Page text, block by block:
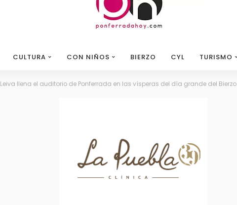
CULTURA CON NIÑOS BIERZO CYL TURISMO
Leiva llena el auditorio de Ponferrada en las vísperas del día grande del Bierzo